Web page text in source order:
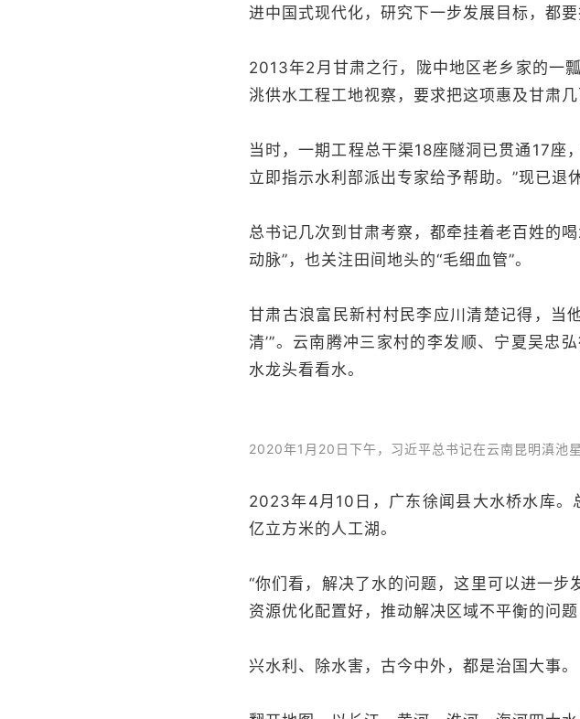
进中国式现代化，研究下一步发展目标，都要
2013年2月甘肃之行，陇中地区老乡家的一
洮供水工程工地视察，要求把这项惠及甘肃
当时，一期工程总干渠18座隧洞已贯通17座
立即指示水利部派出专家给予帮助。”现已退
总书记几次到甘肃考察，都牵挂着老百姓的
动脉”，也关注田间地头的“毛细血管”。
甘肃古浪富民新村村民李应川清楚记得，当
清’”。云南腾冲三家村的李发顺、宁夏吴忠
水龙头看看水。
2020年1月20日下午，习近平总书记在云南昆明滇池
2023年4月10日，广东徐闻县大水桥水库。
亿立方米的人工湖。
“你们看，解决了水的问题，这里可以进一步
资源优化配置好，推动解决区域不平衡的问
兴水利、除水害，古今中外，都是治国大事。